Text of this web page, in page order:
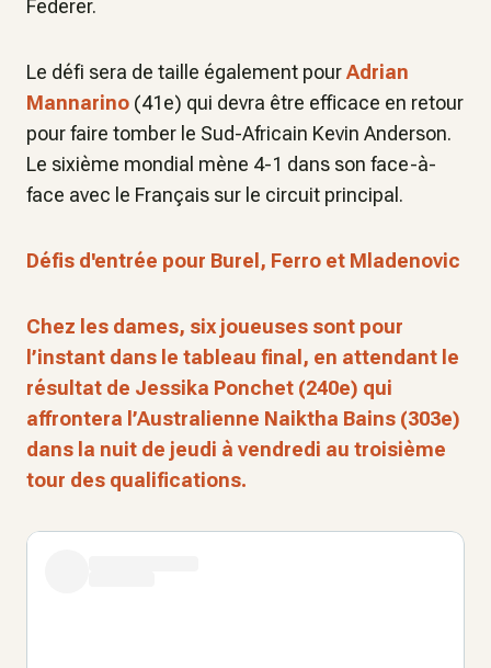
Federer.
Le défi sera de taille également pourAdrian
Mannarino (41e) qui devra être efficace en retour
pour faire tomber le Sud-Africain Kevin Anderson.
Le sixième mondial mène 4-1 dans son face-à-
face avec le Français sur le circuit principal.
Défis d'entrée pour Burel, Ferro et Mladenovic
Chez les dames, six joueuses sont pour
l’instant dans le tableau final, en attendant le
résultat de Jessika Ponchet (240e) qui
affrontera l’Australienne Naiktha Bains (303e)
dans la nuit de jeudi à vendredi au troisième
tour des qualifications.